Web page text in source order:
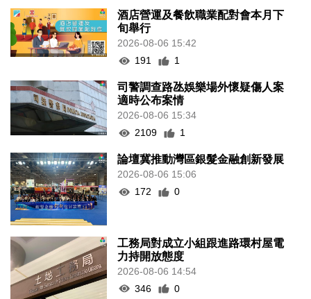
酒店營運及餐飲職業配對會本月下
旬舉行
2026-08-06 15:42
191
1
司警調查路氹娛樂場外懷疑傷人案
適時公布案情
2026-08-06 15:34
2109
1
論壇冀推動灣區銀髮金融創新發展
2026-08-06 15:06
172
0
工務局對成立小組跟進路環村屋電
力持開放態度
2026-08-06 14:54
346
0